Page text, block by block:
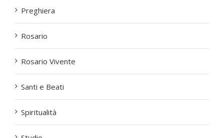
Preghiera
Rosario
Rosario Vivente
Santi e Beati
Spiritualità